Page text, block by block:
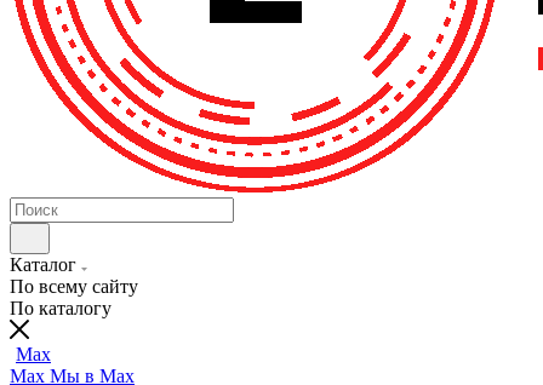
Каталог
По всему сайту
По каталогу
Max
Max Мы в Max